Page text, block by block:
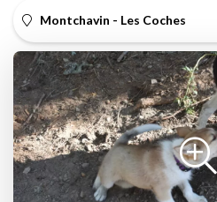
Montchavin - Les Coches